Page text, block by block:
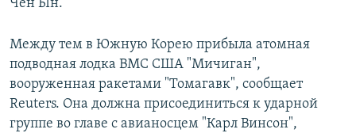
Чен Ын.
Между тем в Южную Корею прибыла атомная
подводная лодка ВМС США "Мичиган",
вооруженная ракетами "Томагавк", сообщает
Reuters. Она должна присоединиться к ударной
группе во главе с авианосцем "Карл Винсон",